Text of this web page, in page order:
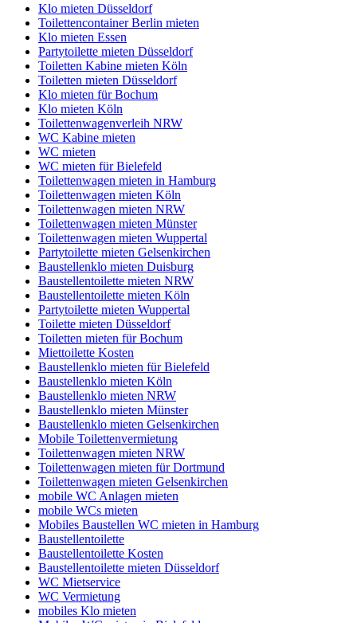
Klo mieten Düsseldorf
Toilettencontainer Berlin mieten
Klo mieten Essen
Partytoilette mieten Düsseldorf
Toiletten Kabine mieten Köln
Toiletten mieten Düsseldorf
Klo mieten für Bochum
Klo mieten Köln
Toilettenwagenverleih NRW
WC Kabine mieten
WC mieten
WC mieten für Bielefeld
Toilettenwagen mieten in Hamburg
Toilettenwagen mieten Köln
Toilettenwagen mieten NRW
Toilettenwagen mieten Münster
Toilettenwagen mieten Wuppertal
Partytoilette mieten Gelsenkirchen
Baustellenklo mieten Duisburg
Baustellentoilette mieten NRW
Baustellentoilette mieten Köln
Partytoilette mieten Wuppertal
Toilette mieten Düsseldorf
Toiletten mieten für Bochum
Miettoilette Kosten
Baustellenklo mieten für Bielefeld
Baustellenklo mieten Köln
Baustellenklo mieten NRW
Baustellenklo mieten Münster
Baustellenklo mieten Gelsenkirchen
Mobile Toilettenvermietung
Toilettenwagen mieten NRW
Toilettenwagen mieten für Dortmund
Toilettenwagen mieten Gelsenkirchen
mobile WC Anlagen mieten
mobile WCs mieten
Mobiles Baustellen WC mieten in Hamburg
Baustellentoilette
Baustellentoilette Kosten
Baustellentoilette mieten Düsseldorf
WC Mietservice
WC Vermietung
mobiles Klo mieten